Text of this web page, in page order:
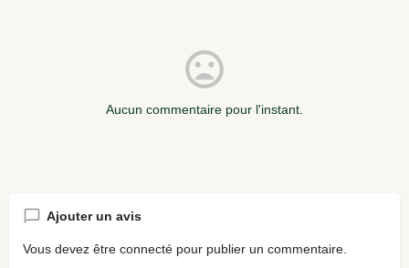
Aucun commentaire pour l'instant.
Ajouter un avis
Vous devez être connecté pour publier un commentaire.